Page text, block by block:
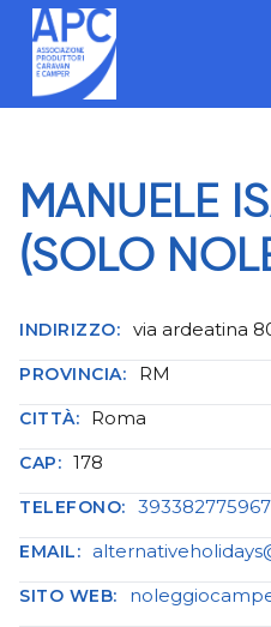
Salta
contenuto
MANUELE
(SOLO
INDIRIZZO: via ardeatina
PROVINCIA: RM
CITTÀ: Roma
CAP: 178
TELEFONO: 393382775967
EMAIL:
SITO WEB: